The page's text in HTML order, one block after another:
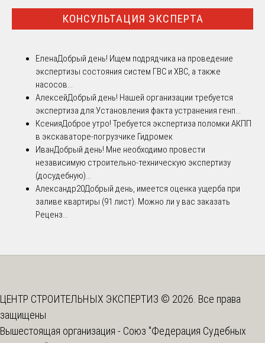
КОНСУЛЬТАЦИЯ ЭКСПЕРТА
ЕленаДобрый день! Ищем подрядчика на проведение
экспертизы состояния систем ГВС и ХВС, а также
насосов...
АлексейДобрый день! Нашей организации требуется
экспертиза для:Установления факта устранения генп...
КсенияДоброе утро! Требуется экспертиза поломки АКПП
в экскаваторе-погрузчике Гидромек
ИванДобрый день! Мне необходимо провести
независимую строительно-техническую экспертизу
(досудебную)...
Александр20Добрый день, имеется оценка ущерба при
заливе квартиры (91 лист). Можно ли у вас заказать
Реценз...
ЦЕНТР СТРОИТЕЛЬНЫХ ЭКСПЕРТИЗ © 2026. Все права
защищены
Вышестоящая организация - Союз "Федерация Судебных